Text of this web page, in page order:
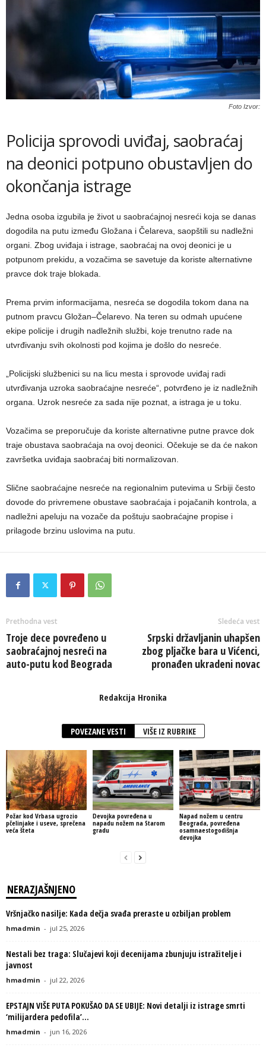
Foto Izvor:
Policija sprovodi uviđaj, saobraćaj
na deonici potpuno obustavljen do
okončanja istrage
Jedna osoba izgubila je život u saobraćajnoj nesreći koja se danas
dogodila na putu između Gložana i Čelareva, saopštili su nadležni
organi. Zbog uviđaja i istrage, saobraćaj na ovoj deonici je u
potpunom prekidu, a vozačima se savetuje da koriste alternativne
pravce dok traje blokada.
Prema prvim informacijama, nesreća se dogodila tokom dana na
putnom pravcu Gložan–Čelarevo. Na teren su odmah upućene
ekipe policije i drugih nadležnih službi, koje trenutno rade na
utvrđivanju svih okolnosti pod kojima je došlo do nesreće.
„Policijski službenici su na licu mesta i sprovode uviđaj radi
utvrđivanja uzroka saobraćajne nesreće“, potvrđeno je iz nadležnih
organa. Uzrok nesreće za sada nije poznat, a istraga je u toku.
Vozačima se preporučuje da koriste alternativne putne pravce dok
traje obustava saobraćaja na ovoj deonici. Očekuje se da će nakon
završetka uviđaja saobraćaj biti normalizovan.
Slične saobraćajne nesreće na regionalnim putevima u Srbiji često
dovode do privremene obustave saobraćaja i pojačanih kontrola, a
nadležni apeluju na vozače da poštuju saobraćajne propise i
prilagode brzinu uslovima na putu.
Prethodna vest
Troje dece povređeno u
saobraćajnoj nesreći na
auto-putu kod Beograda
Sledeća vest
Srpski državljanin uhapšen
zbog pljačke bara u Vićenci,
pronađen ukradeni novac
Redakcija Hronika
POVEZANE VESTI VIŠE IZ RUBRIKE
Požar kod Vrbasa ugrozio
pčelinjake i useve, sprečena
veća šteta
Devojka povređena u
napadu nožem na Starom
gradu
Napad nožem u centru
Beograda, povređena
osamnaestogodišnja
devojka
NERAZJAŠNJENO
Vršnjačko nasilje: Kada dečja svađa preraste u ozbiljan problem
hmadmin - jul 25, 2026
Nestali bez traga: Slučajevi koji decenijama zbunjuju istražitelje i
javnost
hmadmin - jul 22, 2026
EPSTAJN VIŠE PUTA POKUŠAO DA SE UBIJE: Novi detalji iz istrage smrti
‘milijardera pedofila’...
hmadmin - jun 16, 2026